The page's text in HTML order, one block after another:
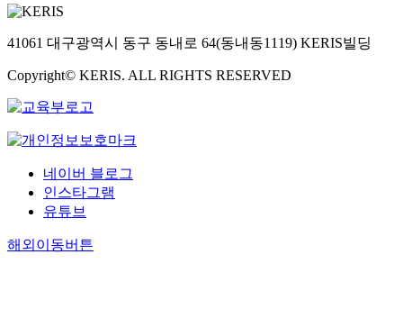
41061 대구광역시 동구 동내로 64(동내동1119) KERIS빌딩
Copyright© KERIS. ALL RIGHTS RESERVED
네이버 블로그
인스타그램
유튜브
해외이동버튼